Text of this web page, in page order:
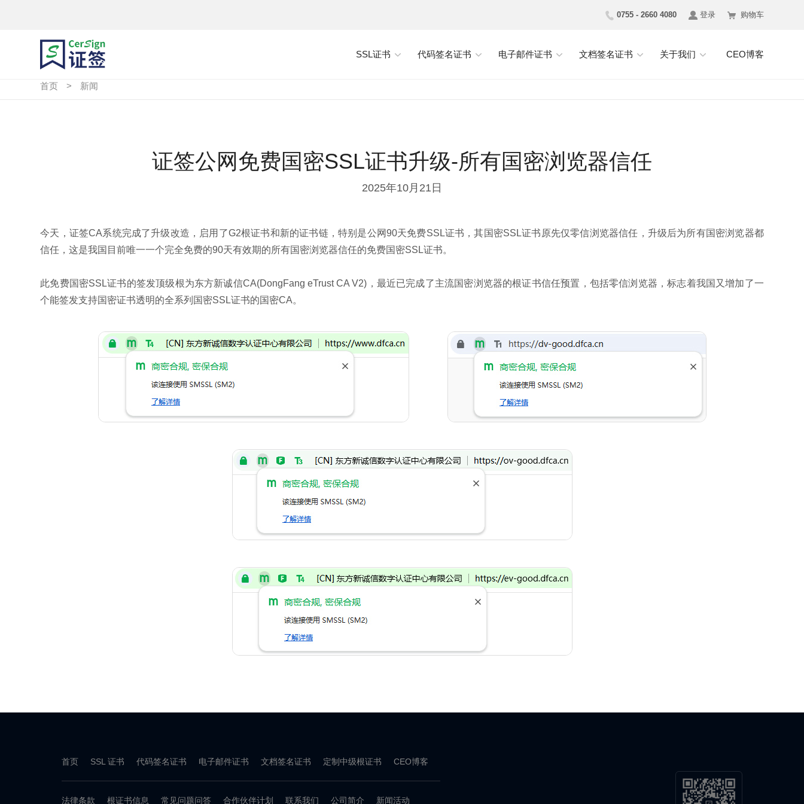
0755 - 2660 4080 登录 购物车
SSL证书 代码签名证书 电子邮件证书 文档签名证书 关于我们 CEO博客
首页 > 新闻
证签公网免费国密SSL证书升级-所有国密浏览器信任
2025年10月21日
今天，证签CA系统完成了升级改造，启用了G2根证书和新的证书链，特别是公网90天免费SSL证书，其国密SSL证书原先仅零信浏览器信任，升级后为所有国密浏览器都
信任，这是我国目前唯一一个完全免费的90天有效期的所有国密浏览器信任的免费国密SSL证书。
此免费国密SSL证书的签发顶级根为东方新诚信CA(DongFang eTrust CA V2)，最近已完成了主流国密浏览器的根证书信任预置，包括零信浏览器，标志着我国又增加了一
个能签发支持国密证书透明的全系列国密SSL证书的国密CA。
首页 SSL 证书 代码签名证书 电子邮件证书 文档签名证书 定制中级根证书 CEO博客
法律条款 根证书信息 常见问题问答 合作伙伴计划 联系我们 公司简介 新闻活动